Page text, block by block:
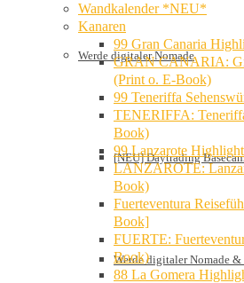
Werde digitaler Nomade
[NEU] Daytrading
Werde digitaler Nomade
Wandkalender *NEU*
Kanaren
99 Gran Canaria
GRAN CANARIA:
(Print o. E-Book)
99 Teneriffa
TENERIFFA:
Book)
99 Lanzarote
LANZAROTE:
Book)
Fuerteventura
Book]
FUERTE:
Book)
88 La Gomera